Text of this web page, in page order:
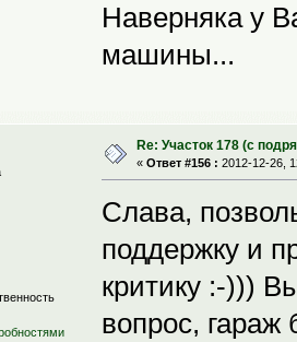
Наверняка у
машины...
Re: Участок 178 (с
« Ответ #156 : 2012-12-26,
Слава,
поддержку и
критику :-)))
вопрос,